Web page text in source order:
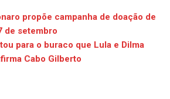
propõe campanha de doação de
de setembro
para o buraco que Lula e Dilma
Cabo Gilberto